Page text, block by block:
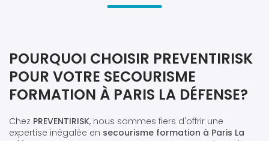
POURQUOI CHOISIR PREVENTIRISK
POUR VOTRE SECOURISME
FORMATION À PARIS LA DÉFENSE?
Chez PREVENTIRISK, nous sommes fiers d'offrir une
expertise inégalée en secourisme formation à Paris La